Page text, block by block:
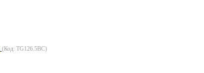
(Код: TG126.5BC)